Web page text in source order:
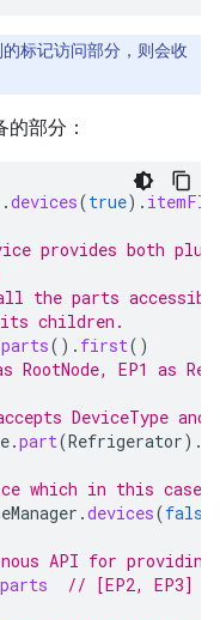
标记访问部分，则会收
部分：
.devices(true).
provides both
the parts
its children.
parts(). first()
EP1 as
DeviceType
.part(Refrigerator).
which in this case
.devices(false
API for
parts // [EP2, EP3]